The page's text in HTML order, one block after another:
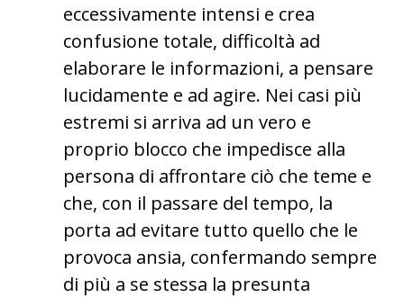
eccessivamente intensi e crea
confusione totale, difficoltà ad
elaborare le informazioni, a pensare
lucidamente e ad agire. Nei casi più
estremi si arriva ad un vero e
proprio blocco che impedisce alla
persona di affrontare ciò che teme e
che, con il passare del tempo, la
porta ad evitare tutto quello che le
provoca ansia, confermando sempre
di più a se stessa la presunta